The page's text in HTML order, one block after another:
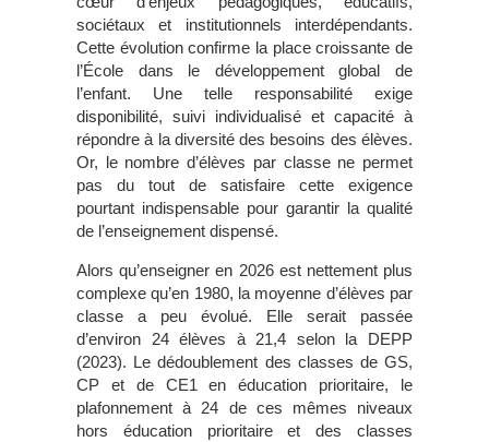
sociétaux et institutionnels interdépendants.
Cette évolution confirme la place croissante de
l’École dans le développement global de
l’enfant. Une telle responsabilité exige
disponibilité, suivi individualisé et capacité à
répondre à la diversité des besoins des élèves.
Or, le nombre d’élèves par classe ne permet
pas du tout de satisfaire cette exigence
pourtant indispensable pour garantir la qualité
de l’enseignement dispensé.
Alors qu’enseigner en 2026 est nettement plus
complexe qu’en 1980, la moyenne d’élèves par
classe a peu évolué. Elle serait passée
d’environ 24 élèves à 21,4 selon la DEPP
(2023). Le dédoublement des classes de GS,
CP et de CE1 en éducation prioritaire, le
plafonnement à 24 de ces mêmes niveaux
hors éducation prioritaire et des classes